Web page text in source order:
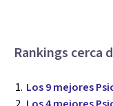
Rankings cerca
Los 9 mejores